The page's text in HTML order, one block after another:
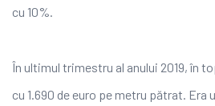
cu 10%.
În ultimul trimestru al anului 2019, în
cu 1.690 de euro pe metru pătrat. Era